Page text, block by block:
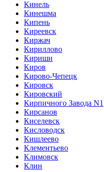
Кинель
Кинешма
Кипень
Киреевск
Киржач
Кириллово
Кириши
Киров
Кирово-Чепецк
Кировск
Кировский
Кирпичного Завода N1
Кирсанов
Киселевск
Кисловодск
Кишлеево
Клементьево
Климовск
Клин